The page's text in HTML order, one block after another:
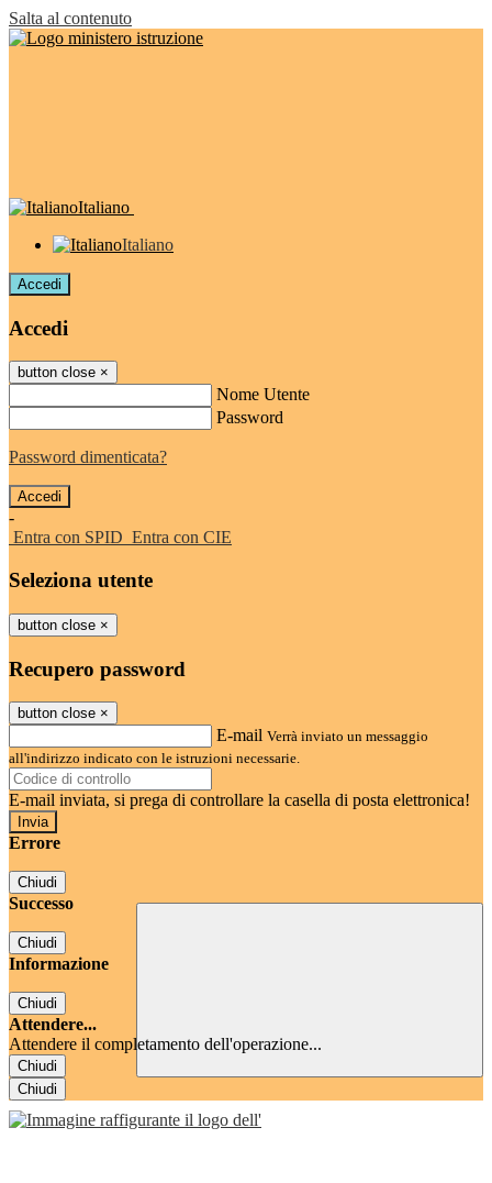
Salta al contenuto
Italiano
Italiano
Accedi
Accedi
button close ×
Nome Utente
Password
Password dimenticata?
-
Entra con SPID Entra con CIE
Seleziona utente
button close ×
Recupero password
button close ×
E-mail Verrà inviato un messaggio
all'indirizzo indicato con le istruzioni necessarie.
E-mail inviata, si prega di controllare la casella di posta elettronica!
Errore
Chiudi
Successo
Chiudi
Informazione
Chiudi
Attendere...
Attendere il completamento dell'operazione...
Chiudi
Chiudi